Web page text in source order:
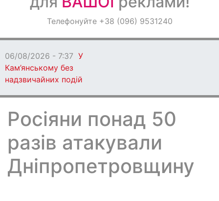
ОголошенняТелефонуйте +38 (096) 9531240
06/08/2026 - 7:37 У
Кам’янському без
надзвичайних подій
Росіяни понад 50
разів атакували
Дніпропетровщину